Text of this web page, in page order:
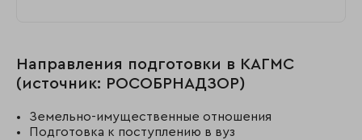
Направления подготовки в КАГМС
(источник: РОСОБРНАДЗОР)
Земельно-имущественные отношения
Подготовка к поступлению в вуз